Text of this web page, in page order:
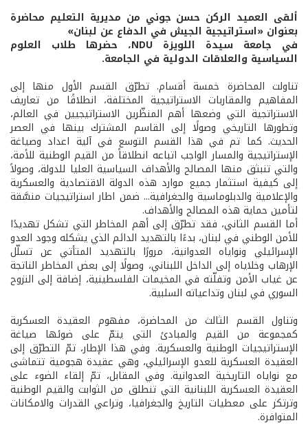
ألقى العميد الركن حسن جوني من مديرية التعليم محاضرة
بعنوان «استراتيجية الجيش في الدفاع عن لبنان»
في جامعة سيدة اللويزة NDU، حضرها طلاب العلوم
السياسية والعلاقات الدولية في الجامعة.
تناولت المحاضرة خمسة أقسام. تطرّق القسم الأول منها إلى
المفاهيم والمقاربات الاستراتيجية المختلفة، انطلاقًا من تعاريف
الاستراتجية التي وضعها أهم المنظّرين الاستراتيجيين في العالم،
وتطورها التاريخي وصولًا إلى القاسم المشترك بينها في العصر
الحديث. كما تم في هذا القسم التوسع في آلية اعداد وصياغة
الإستراتيجية والمسار الواجب اتباعه انطلاقاً من القيم الوطنية للأمة،
والتي تنبثق منها المصالح والأهداف السياسية العليا للدولة، وصولاً
إلى كيفية استثمار جميع موارد هذه الدولة الاقتصادية والعسكرية
والإعلامية والدبلوماسية والجغرافية... ضمن اطار استراتيجيات منسَّقة
لتأمين حماية هذه المصالح والأهداف.
أما القسم الثاني، فقد تطرّق إلى أهم المخاطر التي تشكل تهديدًا
للأمن الوطني في لبنان، بدءًا بالتهديد الدائم الذي يشكله وجود العدو
الإسرائيلي ونواياه العدوانية، مرورًا بالتهديد المتأتي عن تسلّل
الإرهاب وخلاياه إلى الداخل اللبناني، وصولًا إلى بعض المخاطر الناتجة
عن غياب الأمن وتفلّته في المخيمات الفلسطينية، إضافة إلى النزوح
السوري في لبنان وتداعياته السلبية.
وتناول القسم الثالث من المحاضرة، مفهوم العقيدة العسكرية
كمجموعة من القيم والمبادئ التي يتمّ على ضوئها صياغة
الإستراتيجيات الوطنية والعسكرية. وفي هذا الإطار، تمّ التطرّق إلى
العقيدة العسكرية للعدو الإسرائيلي، وهي عقيدة هجومية تتماشى
مع نواياه التاريخية العدوانية. وفي المقابل، تمّ إلقاء الضوء على
العقيدة العسكرية اللبنانية التي تنطلق من الثوابت والقيم الوطنية
وترتكز على معطيات التاريخ والجغرافيا، وتراعي القدرات والامكانات
المتوافرة.